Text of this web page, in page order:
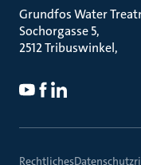
Grundfos Water
Sochorgasse 5
2512 Tribuswinkel
Rechtliches